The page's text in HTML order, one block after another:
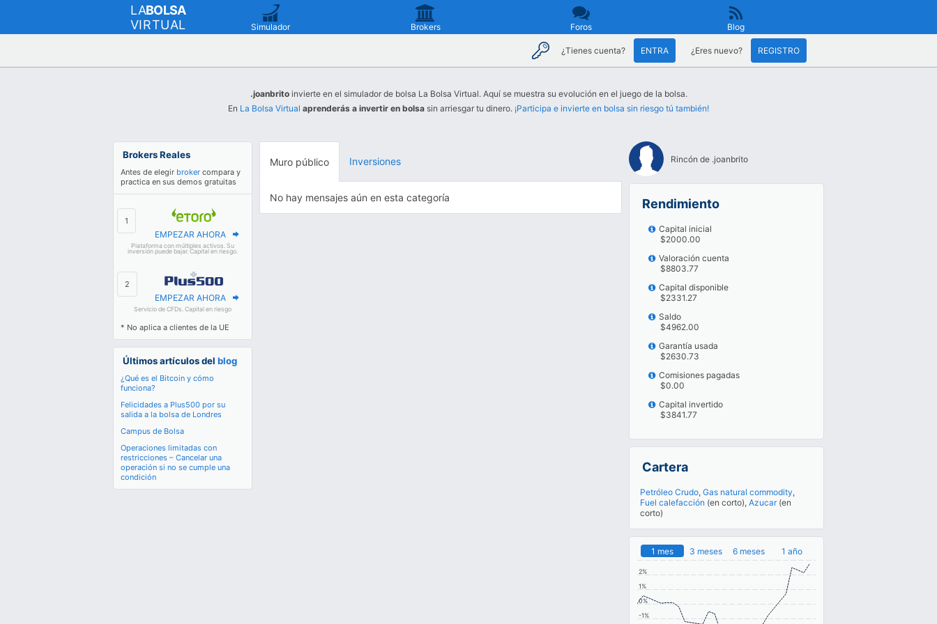
LABOLSA
VIRTUAL
Simulador Brokers Foros Blog
¿Tienes cuenta? ENTRA ¿Eres nuevo? REGISTRO
.joanbritoinvierte en el simulador de bolsa La Bolsa Virtual. Aquí se muestra su evolución en el juego de la bolsa.
En La Bolsa Virtual aprenderás a invertir en bolsa sin arriesgar tu dinero. ¡Participa e invierte en bolsa sin riesgo tú también!
Brokers Reales
Antes de elegir broker compara y
practica en sus demos gratuitas
EMPEZAR AHORA
Plataforma con múltiples activos. Su
inversión puede bajar. Capital en riesgo.
EMPEZAR AHORA
Servicio de CFDs. Capital en riesgo
* No aplica a clientes de la UE
Últimos artículos delblog
¿Qué es el Bitcoin y cómo
funciona?
Felicidades a Plus500 por su
salida a la bolsa de Londres
Campus de Bolsa
Operaciones limitadas con
restricciones – Cancelar una
operación si no se cumple una
condición
Muro público Inversiones
No hay mensajes aún en esta categoría
Rincón de .joanbrito
Rendimiento
Capital inicial
$2000.00
Valoración cuenta
$8803.77
Capital disponible
$2331.27
Saldo
$4962.00
Garantía usada
$2630.73
Comisiones pagadas
$0.00
Capital invertido
$3841.77
Cartera
Petróleo Crudo, Gas natural commodity,
Fuel calefacción (en corto), Azucar(en
corto)
-1%
0%
1%
2%
1 mes 3 meses 6 meses 1 año